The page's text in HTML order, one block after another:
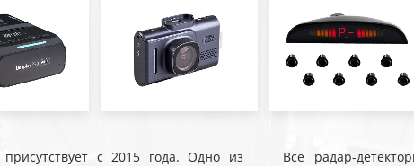
с 2015 года. Одно из
Все радар-